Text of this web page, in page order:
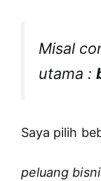
Misal
utama :
Saya pilih
peluang